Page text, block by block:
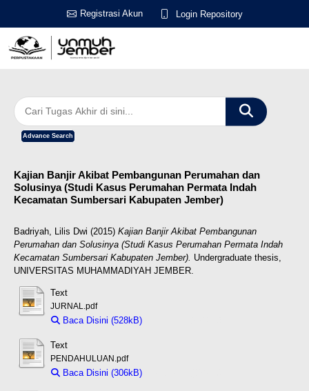
Registrasi Akun Login Repository
Advance Search
Kajian Banjir Akibat Pembangunan Perumahan dan
Solusinya (Studi Kasus Perumahan Permata Indah
Kecamatan Sumbersari Kabupaten Jember)
Badriyah, Lilis Dwi (2015) Kajian Banjir Akibat Pembangunan
Perumahan dan Solusinya (Studi Kasus Perumahan Permata Indah
Kecamatan Sumbersari Kabupaten Jember). Undergraduate thesis,
UNIVERSITAS MUHAMMADIYAH JEMBER.
Text
JURNAL.pdf
Baca Disini (528kB)
Text
PENDAHULUAN.pdf
Baca Disini (306kB)